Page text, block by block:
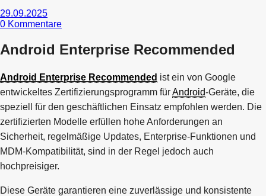
29.09.2025
0 Kommentare
Android Enterprise Recommended
Android Enterprise Recommended ist ein von Google
entwickeltes Zertifizierungsprogramm fürAndroid-Geräte, die
speziell für den geschäftlichen Einsatz empfohlen werden. Die
zertifizierten Modelle erfüllen hohe Anforderungen an
Sicherheit, regelmäßige Updates, Enterprise-Funktionen und
MDM-Kompatibilität, sind in der Regel jedoch auch
hochpreisiger.
Diese Geräte garantieren eine zuverlässige und konsistente